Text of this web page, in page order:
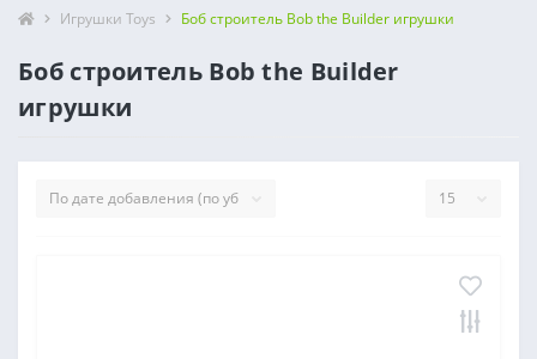
Игрушки Toys Боб строитель Bob the Builder игрушки
Боб строитель Bob the Builder
игрушки